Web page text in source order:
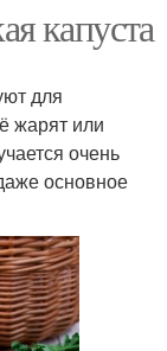
капуста
для
жарят или
очень
основное